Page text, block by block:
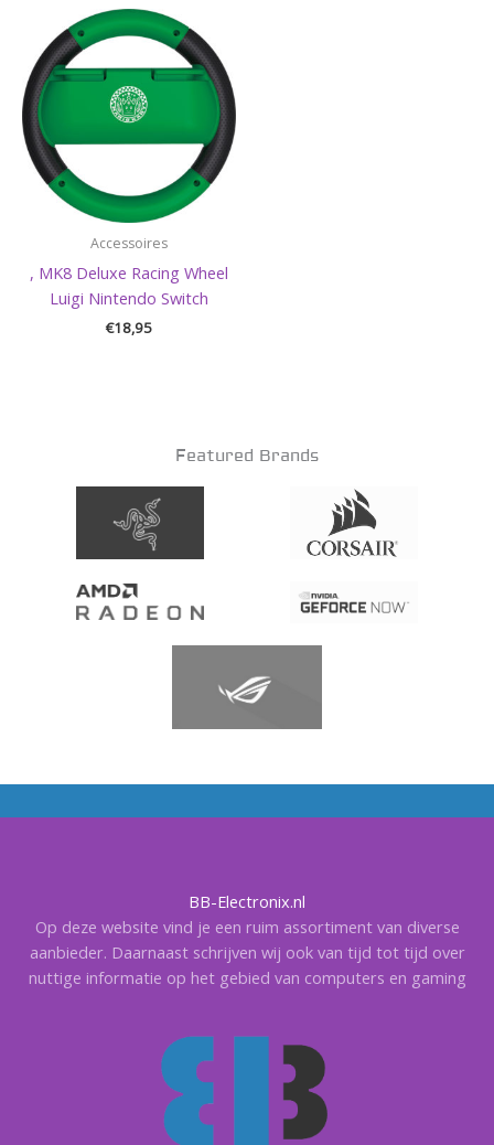
Accessoires
, MK8 Deluxe Racing Wheel
Luigi Nintendo Switch
€18,95
Featured Brands
BB-Electronix.nl
Op deze website vind je een ruim assortiment van diverse
aanbieder. Daarnaast schrijven wij ook van tijd tot tijd over
nuttige informatie op het gebied van computers en gaming